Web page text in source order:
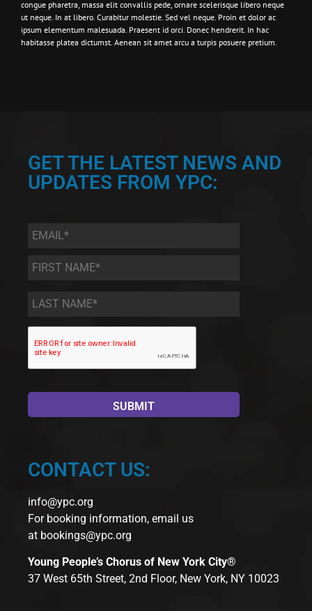
congue pharetra, massa elit convallis pede, ornare scelerisque libero neque
ut neque. In at libero. Curabitur molestie. Sed vel neque. Proin et dolor ac
ipsum elementum malesuada. Praesent id orci. Donec hendrerit. In hac
habitasse platea dictumst. Aenean sit amet arcu a turpis posuere pretium.
GET THE LATEST NEWS AND
UPDATES FROM YPC:
Email *
First
Name
*
Last
Name *
CONTACT US:
info@ypc.org
For booking information, email us
at bookings@ypc.org
Young People’s Chorus of New York City®
37 West 65th Street, 2nd Floor, New York, NY 10023